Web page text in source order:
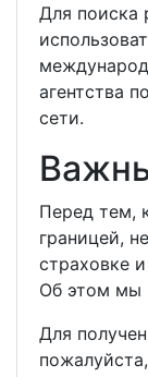
Для поиска
агентства
сети.
Перед тем,
границей,
страховке
Об этом мы
Для